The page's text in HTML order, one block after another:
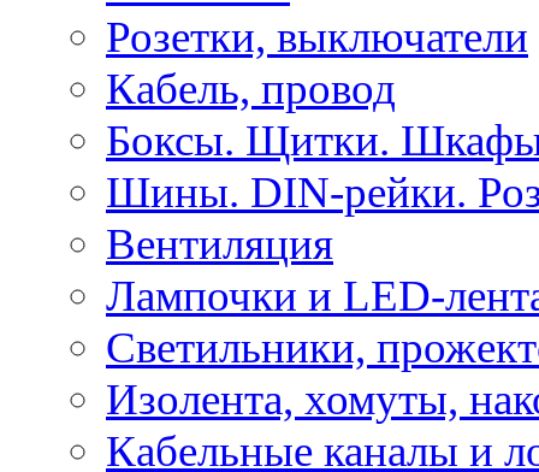
Розетки, выключатели
Кабель, провод
Боксы. Щитки.
Шины. DIN-рейки.
Вентиляция
Лампочки и LED-
Светильники,
Изолента, хомуты,
Кабельные каналы и